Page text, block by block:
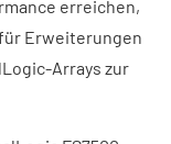
erreichen,
Erweiterungen
Arrays zur